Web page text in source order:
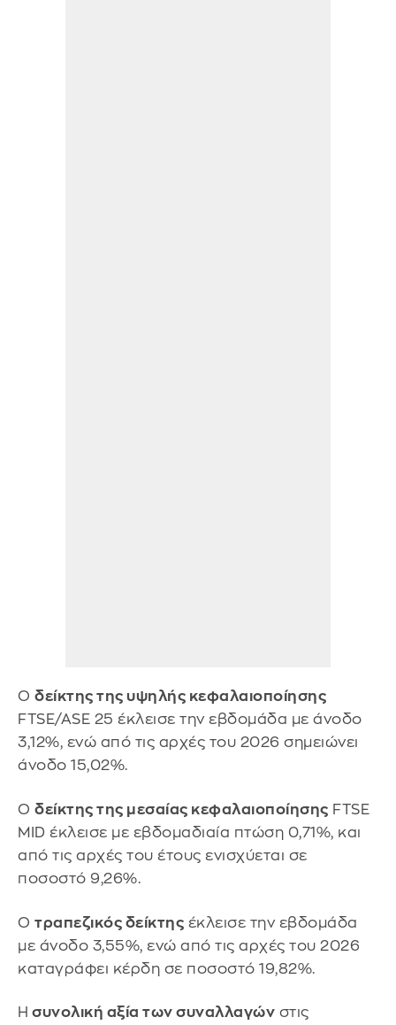
Ο δείκτης της υψηλής κεφαλαιοποίησης
FTSE/ASE 25 έκλεισε την εβδομάδα με άνοδο
3,12%, ενώ από τις αρχές του 2026 σημειώνει
άνοδο 15,02%.
Ο δείκτης της μεσαίας κεφαλαιοποίησης FTSE
MID έκλεισε με εβδομαδιαία πτώση 0,71%, και
από τις αρχές του έτους ενισχύεται σε
ποσοστό 9,26%.
Ο τραπεζικός δείκτης έκλεισε την εβδομάδα
με άνοδο 3,55%, ενώ από τις αρχές του 2026
καταγράφει κέρδη σε ποσοστό 19,82%.
Η συνολική αξία των συναλλαγών στις